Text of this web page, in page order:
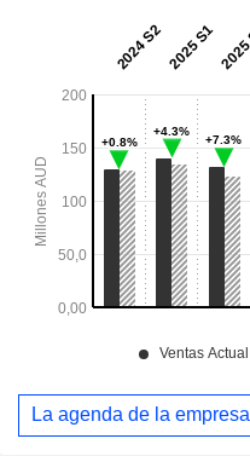
La agenda de la empresa